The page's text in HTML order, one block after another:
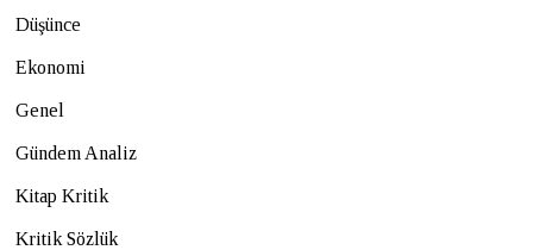
Düşünce
Ekonomi
Genel
Gündem Analiz
Kitap Kritik
Kritik Sözlük